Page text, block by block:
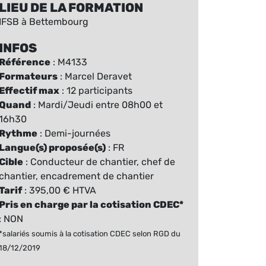
LIEU DE LA FORMATION
IFSB à Bettembourg
INFOS
Référence : M4133
Formateurs : Marcel Deravet
Effectif max : 12 participants
: Mardi/Jeudi entre 08h00 et
Rythme : Demi-journées
Langue(s) proposée(s) : FR
: Conducteur de chantier, chef de
encadrement de chantier
: 395,00 € HTVA
Pris en charge par la cotisation CDEC*
: NON
soumis à la cotisation CDEC selon RGD du
12/2019